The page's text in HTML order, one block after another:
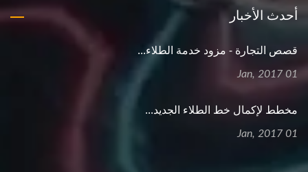
أحدث الأخبار
قصص التجارة - مزود خدمة الطلاء...
01 Jan, 2017
مخطط لإكمال خط الطلاء الجديد...
01 Jan, 2017